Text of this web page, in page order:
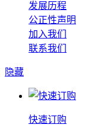
发展历程
公正性声明
加入我们
联系我们
隐藏
快速订购